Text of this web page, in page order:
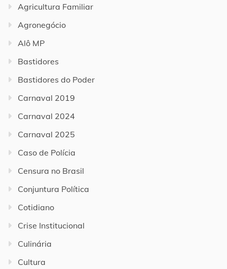
Agricultura Familiar
Agronegócio
Alô MP
Bastidores
Bastidores do Poder
Carnaval 2019
Carnaval 2024
Carnaval 2025
Caso de Polícia
Censura no Brasil
Conjuntura Política
Cotidiano
Crise Institucional
Culinária
Cultura